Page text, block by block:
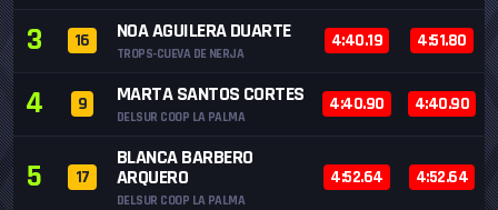
3 16 NOA AGUILERA DUARTE
TROPS-CUEVA DE NERJA
4:40.19 4:51.80
4 9 MARTA SANTOS CORTES
DELSUR COOP LA PALMA
4:40.90 4:40.90
5 17
BLANCA BARBERO
ARQUERO
DELSUR COOP LA PALMA
4:52.64 4:52.64